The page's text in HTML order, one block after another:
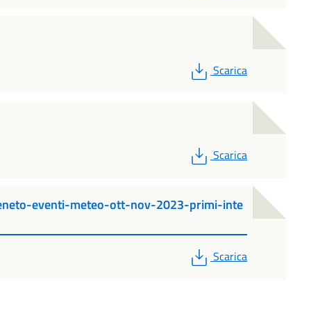
PDF
Scarica
PDF
Scarica
eventi-meteo-ott-nov-2023-primi-inte
PDF
Scarica